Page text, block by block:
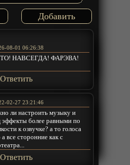
08-01 06:26:38
НАВСЕГДА! ФАРЭВА!
Ответить
02-27 23:21:46
ли настроить музыку и
эффекты более равными по
к озвучке? а то голоса
а все сторонние как с
Ответить